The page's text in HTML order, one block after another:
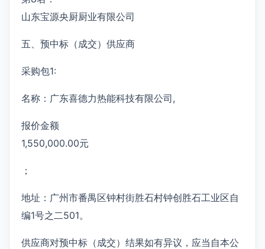
山东宝源央厨厨业有限公司
五、预中标（成交）供应商
采购包1:
名称：广东喜德力热能科技有限公司,
报价金额
1,550,000.00元
；
地址：广州市番禺区钟村街胜石村钟创胜石工业区自
编1号之二501。
供应商对预中标（成交）结果如有异议，应当自本公